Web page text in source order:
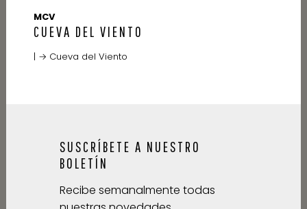
MCV
CUEVA DEL VIENTO
| → Cueva del Viento
SUSCRÍBETE A NUESTRO
BOLETÍN
Recibe semanalmente todas